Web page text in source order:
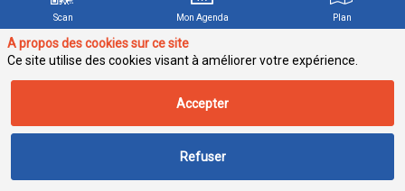
Scan Mon Agenda Plan
A propos des cookies sur ce site
Ce site utilise des cookies visant à améliorer votre expérience.
Accepter
Refuser